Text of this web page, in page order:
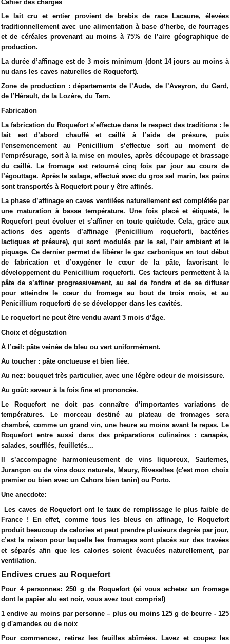
Cahier des charges
Le lait cru et entier provient de brebis de race Lacaune, élevées
traditionnellement avec une alimentation à base d’herbe, de fourrages
et de céréales provenant au moins à 75% de l’aire géographique de
production.
La durée d’affinage est de 3 mois minimum (dont 14 jours au moins à
nu dans les caves naturelles de Roquefort).
Zone de production : départements de l’Aude, de l’Aveyron, du Gard,
de l’Hérault, de la Lozère, du Tarn.
Fabrication
La fabrication du Roquefort s’effectue dans le respect des traditions : le
lait est d’abord chauffé et caillé à l’aide de présure, puis
l’ensemencement au Penicillium s’effectue soit au moment de
l’emprésurage, soit à la mise en moules, après découpage et brassage
du caillé. Le fromage est retourné cinq fois par jour au cours de
l’égouttage. Après le salage, effectué avec du gros sel marin, les pains
sont transportés à Roquefort pour y être affinés.
La phase d’affinage en caves ventilées naturellement est complétée par
une maturation à basse température. Une fois placé et étiqueté, le
Roquefort peut évoluer et s’affiner en toute quiétude. Cela, grâce aux
actions des agents d’affinage (Penicillium roqueforti, bactéries
lactiques et présure), qui sont modulés par le sel, l’air ambiant et le
piquage. Ce dernier permet de libérer le gaz carbonique en tout début
de fabrication et d’oxygéner le cœur de la pâte, favorisant le
développement du Penicillium roqueforti. Ces facteurs permettent à la
pâte de s’affiner progressivement, au sel de fondre et de se diffuser
pour atteindre le cœur du fromage au bout de trois mois, et au
Penicillium roqueforti de se développer dans les cavités.
Le roquefort ne peut être vendu avant 3 mois d’âge.
Choix et dégustation
À l’œil: pâte veinée de bleu ou vert uniformément.
Au toucher : pâte onctueuse et bien liée.
Au nez: bouquet très particulier, avec une légère odeur de moisissure.
Au goût: saveur à la fois fine et prononcée.
Le Roquefort ne doit pas connaître d’importantes variations de
températures. Le morceau destiné au plateau de fromages sera
chambré, comme un grand vin, une heure au moins avant le repas. Le
Roquefort entre aussi dans des préparations culinaires : canapés,
salades, soufflés, feuilletés...
Il s’accompagne harmonieusement de vins liquoreux, Sauternes,
Jurançon ou de vins doux naturels, Maury, Rivesaltes (c'est mon choix
premier ou bien avec un Cahors bien tanin) ou Porto.
Une anecdote:
Les caves de Roquefort ont le taux de remplissage le plus faible de
France ! En effet, comme tous les bleus en affinage, le Roquefort
produit beaucoup de calories et peut prendre plusieurs degrés par jour,
c’est la raison pour laquelle les fromages sont placés sur des travées
et séparés afin que les calories soient évacuées naturellement, par
ventilation.
Endives crues au Roquefort
Pour 4 personnes: 250 g de Roquefort (si vous achetez un fromage
dont le papier alu est noir, vous avez tout compris!)
1 endive au moins par personne – plus ou moins 125 g de beurre - 125
g d'amandes ou de noix
Pour commencez, retirez les feuilles abîmées. Lavez et coupez les